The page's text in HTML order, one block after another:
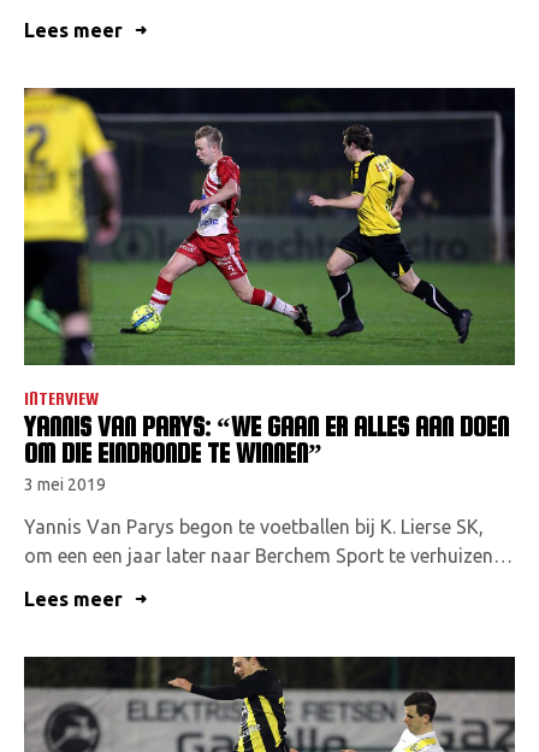
Lees meer
INTERVIEW
YANNIS VAN PARYS: “WE GAAN ER ALLES AAN DOEN
OM DIE EINDRONDE TE WINNEN”
3 mei 2019
Yannis Van Parys begon te voetballen bij K. Lierse SK,
om een een jaar later naar Berchem Sport te verhuizen…
Lees meer